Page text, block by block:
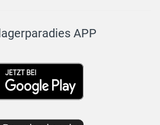
APP